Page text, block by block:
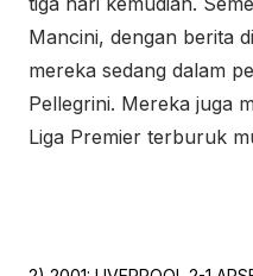
Mancini, dengan berita
mereka sedang dalam
Pellegrini. Mereka juga
Liga Premier terburuk